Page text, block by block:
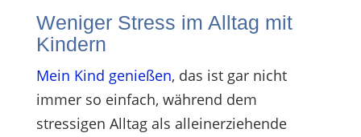
Weniger Stress im Alltag mit
Kindern
Mein Kind genießen, das ist gar nicht
immer so einfach, während dem
stressigen Alltag als alleinerziehende